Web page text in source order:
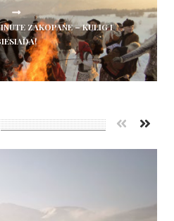
ZAKOPANE – KULIG I